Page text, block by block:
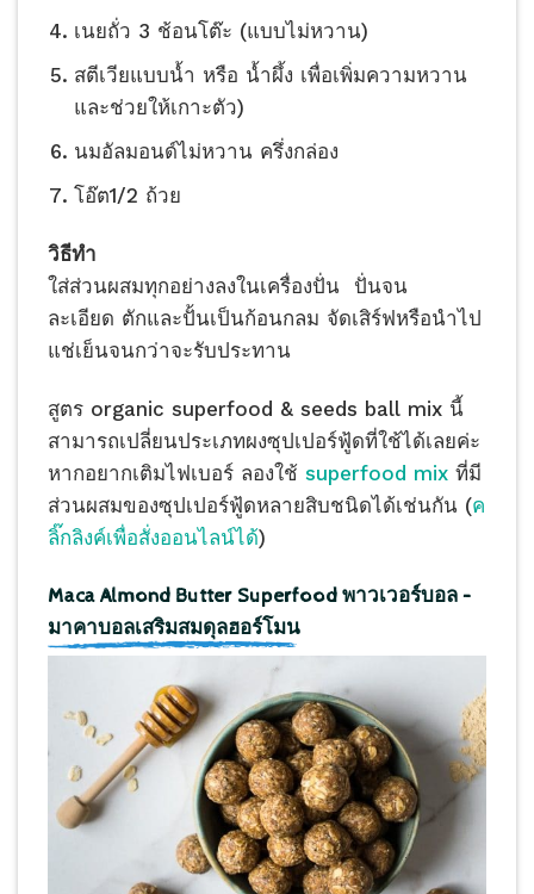
เนยถั่ว 3 ช้อนโต๊ะ (แบบไม่หวาน)
สตีเวียแบบน้ำ หรือ น้ำผึ้ง เพื่อเพิ่มความหวาน
และช่วยให้เกาะตัว)
นมอัลมอนด์ไม่หวาน ครึ่งกล่อง
โอ๊ต1/2 ถ้วย
วิธีทำ
ใส่ส่วนผสมทุกอย่างลงในเครื่องปั่น ปั่นจน
ละเอียด ตักและปั้นเป็นก้อนกลม จัดเสิร์ฟหรือนำไป
แช่เย็นจนกว่าจะรับประทาน
สูตร organic superfood & seeds ball mix นี้
สามารถเปลี่ยนประเภทผงซุปเปอร์ฟู้ดที่ใช้ได้เลยค่ะ
หากอยากเติมไฟเบอร์ ลองใช้ superfood mix ที่มี
ส่วนผสมของซุปเปอร์ฟู้ดหลายสิบชนิดได้เช่นกัน (ค
ลิ๊กลิงค์เพื่อสั่งออนไลน์ได้)
Maca Almond Butter Superfood พาวเวอร์บอล –
มาคาบอลเสริมสมดุลฮอร์โมน